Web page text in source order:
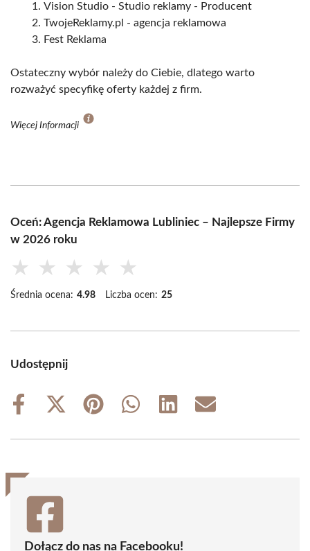
Vision Studio - Studio reklamy - Producent
TwojeReklamy.pl - agencja reklamowa
Fest Reklama
Ostateczny wybór należy do Ciebie, dlatego warto
rozważyć specyfikę oferty każdej z firm.
Więcej Informacji
Oceń: Agencja Reklamowa Lubliniec – Najlepsze Firmy
w 2026 roku
★ ★ ★ ★ ★
Średnia ocena: 4.98 Liczba ocen: 25
Udostępnij
Share
Share
(Twitter)
Share
Share
Share
Share
Dołącz do nas na Facebooku!